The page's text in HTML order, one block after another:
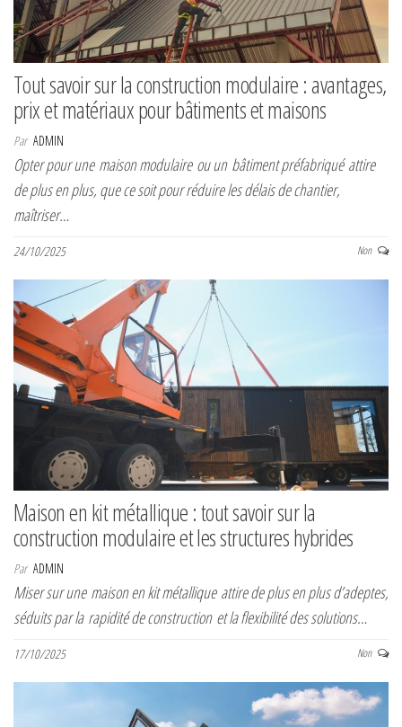
Tout savoir sur la construction modulaire : avantages,
prix et matériaux pour bâtiments et maisons
Par ADMIN
Opter pour une maison modulaire ou un bâtiment préfabriqué attire
de plus en plus, que ce soit pour réduire les délais de chantier,
maîtriser…
24/10/2025 Non
Maison en kit métallique : tout savoir sur la
construction modulaire et les structures hybrides
Par ADMIN
Miser sur une maison en kit métallique attire de plus en plus d’adeptes,
séduits par la rapidité de construction et la flexibilité des solutions…
17/10/2025 Non